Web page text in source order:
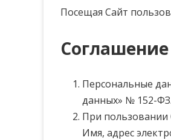
Посещая Сайт
Персональные
данных» № 152-ФЗ.
При
Имя, адрес